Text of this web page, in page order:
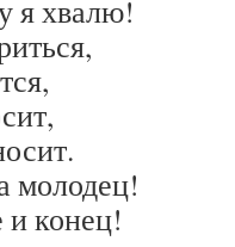
я хвалю!
молодец!
конец!